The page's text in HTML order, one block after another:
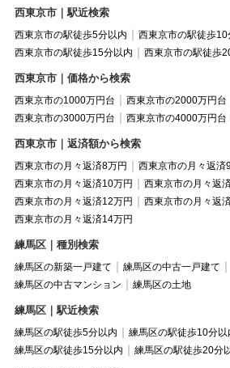
西東京市｜駅近検索
西東京市の駅徒歩5分以内
西東京市の駅徒歩10
西東京市の駅徒歩15分以内
西東京市の駅徒歩
西東京市｜価格から検索
西東京市の1000万円台
西東京市の2000万円台
西東京市の3000万円台
西東京市の4000万円台
西東京市｜返済額から検索
西東京市の月々返済8万円
西東京市の月々返済
西東京市の月々返済10万円
西東京市の月々返
西東京市の月々返済12万円
西東京市の月々返
西東京市の月々返済14万円
練馬区｜種別検索
練馬区の新築一戸建て
練馬区の中古一戸建て
練馬区の中古マンション
練馬区の土地
練馬区｜駅近検索
練馬区の駅徒歩5分以内
練馬区の駅徒歩10分以
練馬区の駅徒歩15分以内
練馬区の駅徒歩20分